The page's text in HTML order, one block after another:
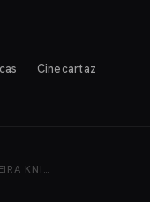
Cinecartaz
KNI…